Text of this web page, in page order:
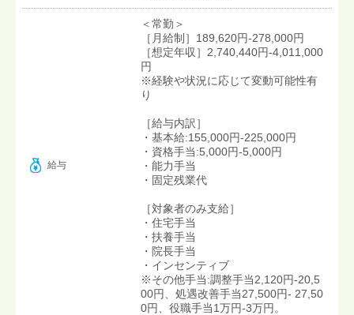
給与
＜常勤＞
［月給制］189,620円-278,000円
［想定年収］2,740,440円-4,011,000
円
※経験や状況に応じて変動可能性有
り
［給与内訳］
・基本給:155,000円-225,000円
・資格手当:5,000円-5,000円
・能力手当
・固定残業代
［対象者のみ支給］
・住宅手当
・扶養手当
・院長手当
・インセンティブ
※その他手当:調整手当2,120円-20,5
00円、処遇改善手当27,500円- 27,50
0円、役職手当1万円-3万円。